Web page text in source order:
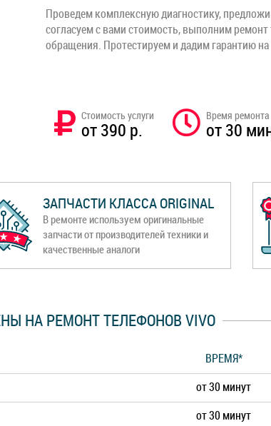
Проведем комплексную диагностику,
согласуем с вами стоимость, выполним
обращения. Протестируем и дадим гарантию
Стоимость услуги
от 390 р.
Время ремонта
от 30
ЗАПЧАСТИ КЛАССА ORIGINAL
В ремонте используем оригинальные
запчасти от производителей техники и
качественные аналоги
НА РЕМОНТ ТЕЛЕФОНОВ VIVO
ВРЕМЯ*
от 30 минут
от 30 минут